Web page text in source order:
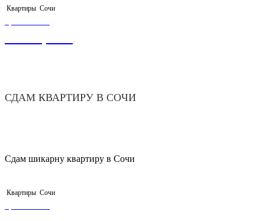
Квартиры Сочи
СДАМ КВАРТИРУ В СОЧИ
Сдам шикарну квартиру в Сочи
Квартиры Сочи